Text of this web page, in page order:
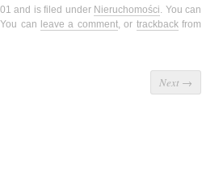
and is filed under Nieruchomości. You can
can leave a comment, or trackbackfrom
Next →